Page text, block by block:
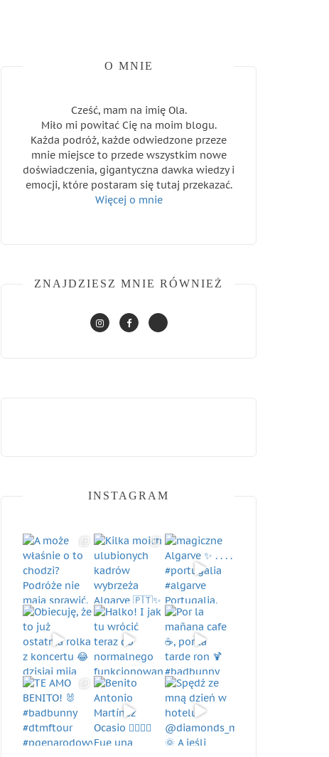
O MNIE
Cześć, mam na imię Ola.
Miło mi powitać Cię na moim blogu.
Każda podróż, każde odwiedzone przeze
mnie miejsce to przede wszystkim nowe
doświadczenia, gigantyczna dawka wiedzy i
emocji, które postaram się tutaj przekazać.
Więcej o mnie
ZNAJDZIESZ MNIE RÓWNIEŻ
INSTAGRAM